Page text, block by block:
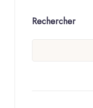
Rechercher